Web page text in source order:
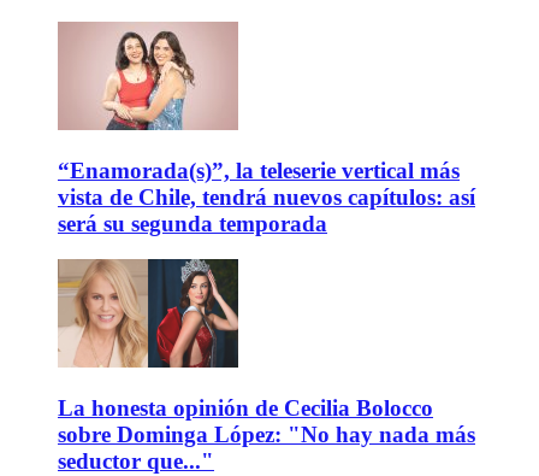
“Enamorada(s)”, la teleserie vertical más
vista de Chile, tendrá nuevos capítulos: así
será su segunda temporada
La honesta opinión de Cecilia Bolocco
sobre Dominga López: "No hay nada más
seductor que..."